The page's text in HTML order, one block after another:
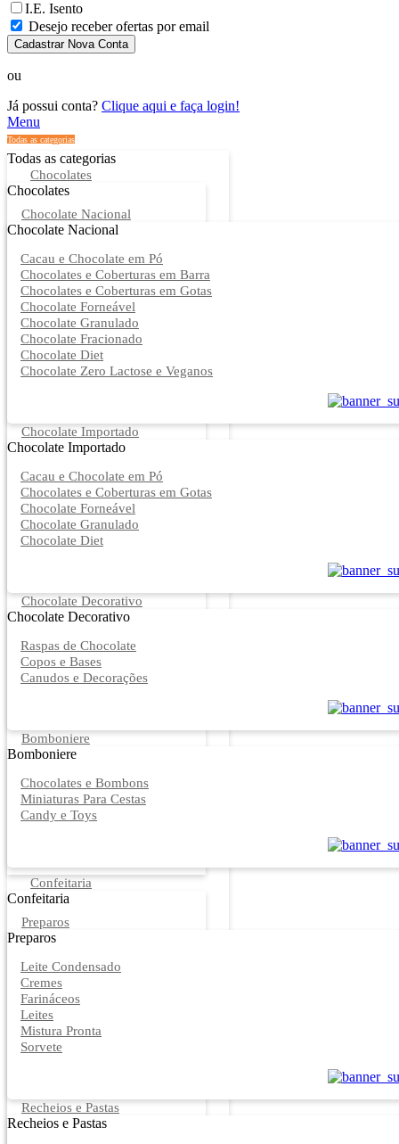
I.E. Isento
Desejo receber ofertas por email
Cadastrar Nova Conta
ou
Já possui conta? Clique aqui e faça login!
Menu
Todas as categorias
Todas as categorias
Chocolates
Chocolates
Chocolate Nacional
Chocolate Nacional
Cacau e Chocolate em Pó
Chocolates e Coberturas em Barra
Chocolates e Coberturas em Gotas
Chocolate Forneável
Chocolate Granulado
Chocolate Fracionado
Chocolate Diet
Chocolate Zero Lactose e Veganos
Chocolate Importado
Chocolate Importado
Cacau e Chocolate em Pó
Chocolates e Coberturas em Gotas
Chocolate Forneável
Chocolate Granulado
Chocolate Diet
Chocolate Decorativo
Chocolate Decorativo
Raspas de Chocolate
Copos e Bases
Canudos e Decorações
Bomboniere
Bomboniere
Chocolates e Bombons
Miniaturas Para Cestas
Candy e Toys
Confeitaria
Confeitaria
Preparos
Preparos
Leite Condensado
Cremes
Farináceos
Leites
Mistura Pronta
Sorvete
Recheios e Pastas
Recheios e Pastas